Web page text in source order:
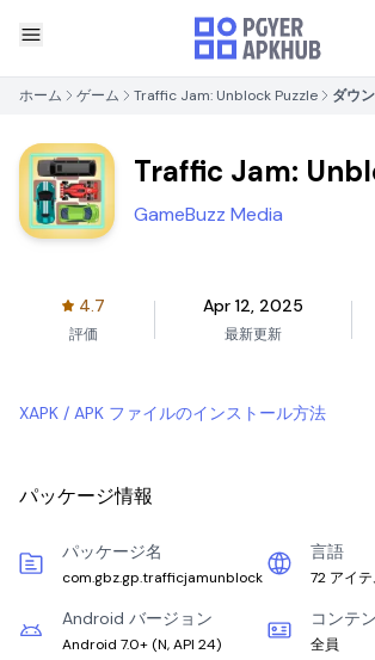
ホーム ゲーム Traffic Jam: Unblock Puzzle ダウ
Traffic Jam:
Puzzle
GameBuzz Media
4.7
評価
Apr 12, 2025
最新更新
XAPK / APK ファイルのインストール方法
パッケージ情報
パッケージ名
com.gbz.gp.trafficjamunblock
言語
72 アイ
Android バージョン
Android 7.0+ (N, API 24)
コンテ
全員